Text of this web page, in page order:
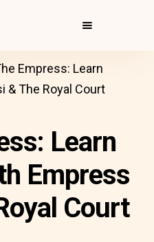
Empress: Learn
& The Royal Court
Learn
Empress
Court